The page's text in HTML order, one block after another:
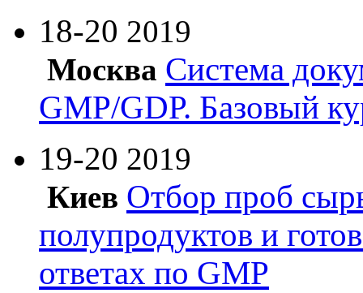
18-20 2019
Москва Система
GMP/GDP. Базовый
19-20 2019
Киев Отбор проб
полупродуктов и
ответах по GMP